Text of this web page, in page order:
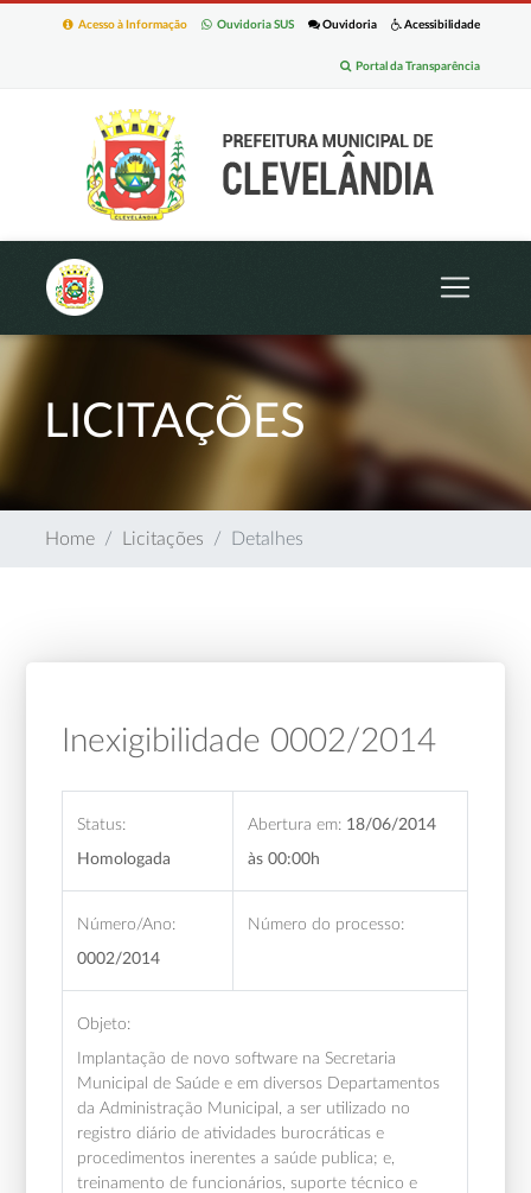
Acessibilidade
Ouvidoria
Ouvidoria SUS
Acesso à Informação
Portal da Transparência
LICITAÇÕES
Home Licitações Detalhes
Inexigibilidade 0002/2014
Status:
Homologada
Abertura em: 18/06/2014
às 00:00h
Número/Ano:
0002/2014
Número do processo:
Objeto:
Implantação de novo software na Secretaria
Municipal de Saúde e em diversos Departamentos
da Administração Municipal, a ser utilizado no
registro diário de atividades burocráticas e
procedimentos inerentes a saúde publica; e,
treinamento de funcionários, suporte técnico e